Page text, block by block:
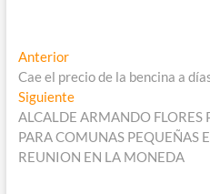
Navegación
de
entradas
AnteriorEntrada
anterior:
Cae el precio de la bencina a
SiguienteEntrada
siguiente:
ALCALDE ARMANDO FLORES
PARA COMUNAS PEQUEÑAS
REUNION EN LA MONEDA